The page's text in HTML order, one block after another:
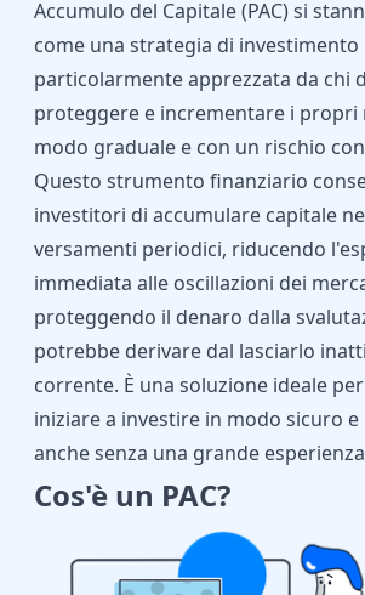
Accumulo del Capitale (PAC) si
come una strategia di investimento
particolarmente apprezzata da chi
proteggere e incrementare i propri
modo graduale e con un rischio
Questo strumento finanziario
investitori di accumulare capitale
versamenti periodici, riducendo
immediata alle oscillazioni dei
proteggendo il denaro dalla
potrebbe derivare dal lasciarlo
corrente. È una soluzione ideale
iniziare a investire in modo sicuro
anche senza una grande
Cos'è un PAC?